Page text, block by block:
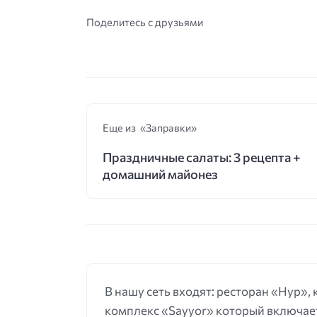
Поделитесь с друзьями
Еще из «Заправки»
Праздничные салаты: 3 рецепта +
домашний майонез
В нашу сеть входят: ресторан
комплекс «Sayyor» который